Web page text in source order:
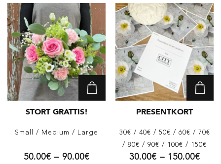
STORT GRATTIS!
Small / Medium / Large
50.00€ – 90.00€
PRESENTKORT
30€ / 40€ / 50€ / 60€ / 70€
/ 80€ / 90€ / 100€ / 150€
30.00€ – 150.00€